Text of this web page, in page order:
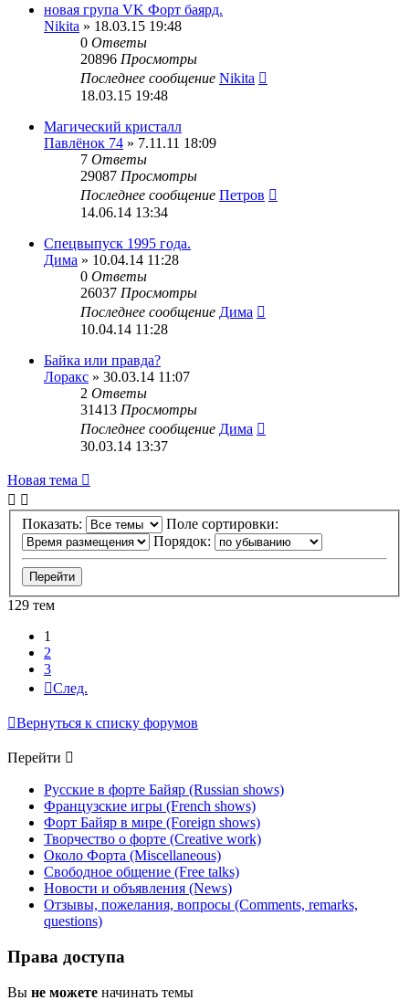
новая група VK Форт баярд.
Nikita » 18.03.15 19:48
0 Ответы
20896 Просмотры
Последнее сообщение Nikita
18.03.15 19:48
Магический кристалл
Павлёнок 74 » 7.11.11 18:09
7 Ответы
29087 Просмотры
Последнее сообщение Петров
14.06.14 13:34
Спецвыпуск 1995 года.
Дима » 10.04.14 11:28
0 Ответы
26037 Просмотры
Последнее сообщение Дима
10.04.14 11:28
Байка или правда?
Лоракс » 30.03.14 11:07
2 Ответы
31413 Просмотры
Последнее сообщение Дима
30.03.14 13:37
Новая тема
Показать:
Поле сортировки:
Порядок:
129 тем
1
2
3
След.
Вернуться к списку форумов
Перейти
Русские в форте Байяр (Russian shows)
Французские игры (French shows)
Форт Байяр в мире (Foreign shows)
Творчество о форте (Creative work)
Около Форта (Miscellaneous)
Свободное общение (Free talks)
Новости и объявления (News)
Отзывы, пожелания, вопросы (Comments, remarks,
questions)
Права доступа
Вы не можете начинать темы